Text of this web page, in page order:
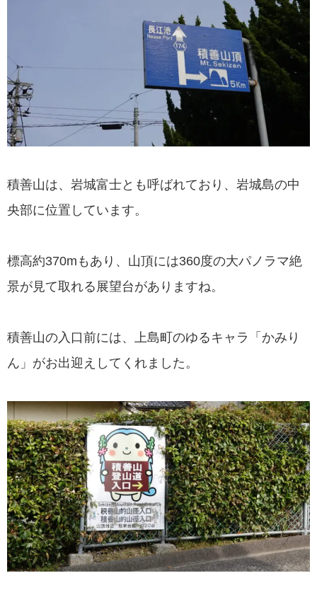
積善山は、岩城富士とも呼ばれており、岩城島の中
央部に位置しています。
標高約370mもあり、山頂には360度の大パノラマ絶
景が見て取れる展望台がありますね。
積善山の入口前には、上島町のゆるキャラ「かみり
ん」がお出迎えしてくれました。